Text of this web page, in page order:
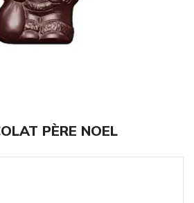
PÈRE NOEL